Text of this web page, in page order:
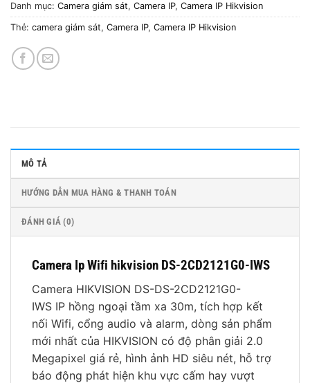
Danh mục: Camera giám sát, Camera IP, Camera IP Hikvision
Thẻ: camera giám sát, Camera IP, Camera IP Hikvision
MÔ TẢ
HƯỚNG DẪN MUA HÀNG & THANH TOÁN
ĐÁNH GIÁ (0)
Camera Ip Wifi hikvision DS-2CD2121G0-IWS
Camera HIKVISION DS-DS-2CD2121G0-
IWS IP hồng ngoại tầm xa 30m, tích hợp kết
nối Wifi, cổng audio và alarm, dòng sản phẩm
mới nhất của HIKVISION có độ phân giải 2.0
Megapixel giá rẻ, hình ảnh HD siêu nét, hỗ trợ
báo động phát hiện khu vực cấm hay vượt